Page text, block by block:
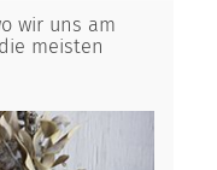
wir uns am
meisten